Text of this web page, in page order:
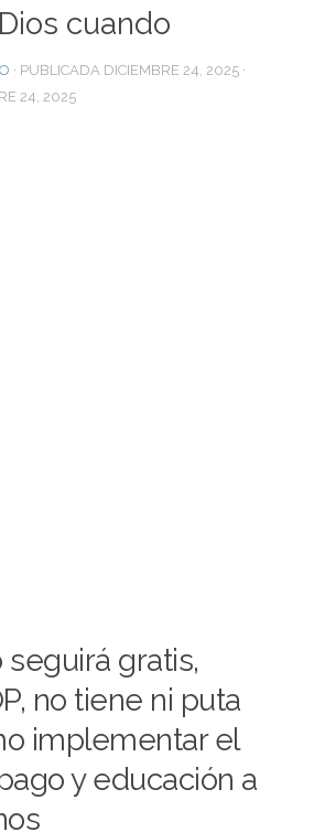
cuando
· PUBLICADA DICIEMBRE 24, 2025 ·
24, 2025
gratis,
no tiene ni puta
implementar el
y educación a